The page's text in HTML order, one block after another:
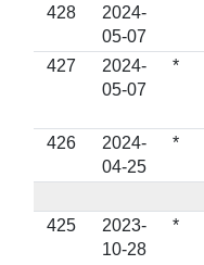
428
2024-
05-07
427
2024-
05-07
*
426
2024-
04-25
*
425
2023-
10-28
*